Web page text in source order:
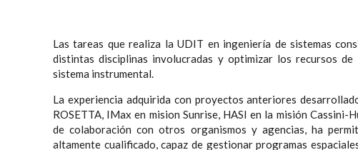
Las tareas que realiza la UDIT en ingeniería de sistemas
distintas disciplinas involucradas y optimizar los recursos
sistema instrumental.
La experiencia adquirida con proyectos anteriores
ROSETTA, IMax en mision Sunrise, HASI en la misión
de colaboración con otros organismos y agencias, ha
altamente cualificado, capaz de gestionar programas